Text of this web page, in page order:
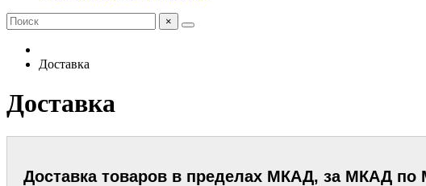
×
Доставка
Доставка
Доставка товаров в пределах МКАД, за МКАД по